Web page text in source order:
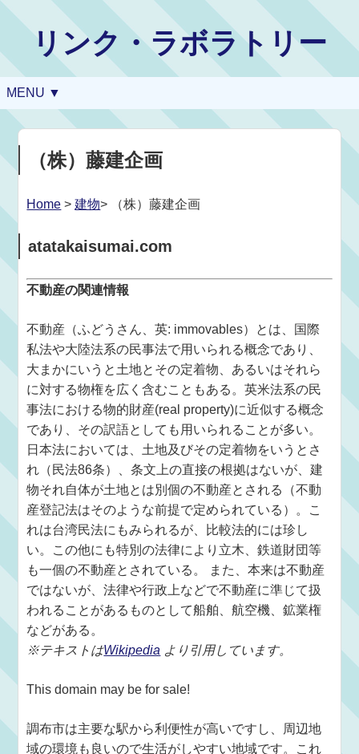
リンク・ラボラトリー
MENU ▼
（株）藤建企画
Home >建物> （株）藤建企画
atatakaisumai.com
不動産の関連情報
不動産（ふどうさん、英: immovables）とは、国際
私法や大陸法系の民事法で用いられる概念であり、
大まかにいうと土地とその定着物、あるいはそれら
に対する物権を広く含むこともある。英米法系の民
事法における物的財産(real property)に近似する概念
であり、その訳語としても用いられることが多い。
日本法においては、土地及びその定着物をいうとさ
れ（民法86条）、条文上の直接の根拠はないが、建
物それ自体が土地とは別個の不動産とされる（不動
産登記法はそのような前提で定められている）。こ
れは台湾民法にもみられるが、比較法的には珍し
い。この他にも特別の法律により立木、鉄道財団等
も一個の不動産とされている。 また、本来は不動産
ではないが、法律や行政上などで不動産に準じて扱
われることがあるものとして船舶、航空機、鉱業権
などがある。
※テキストはWikipedia より引用しています。
This domain may be for sale!
調布市は主要な駅から利便性が高いですし、周辺地
域の環境も良いので生活がしやすい地域です。これ